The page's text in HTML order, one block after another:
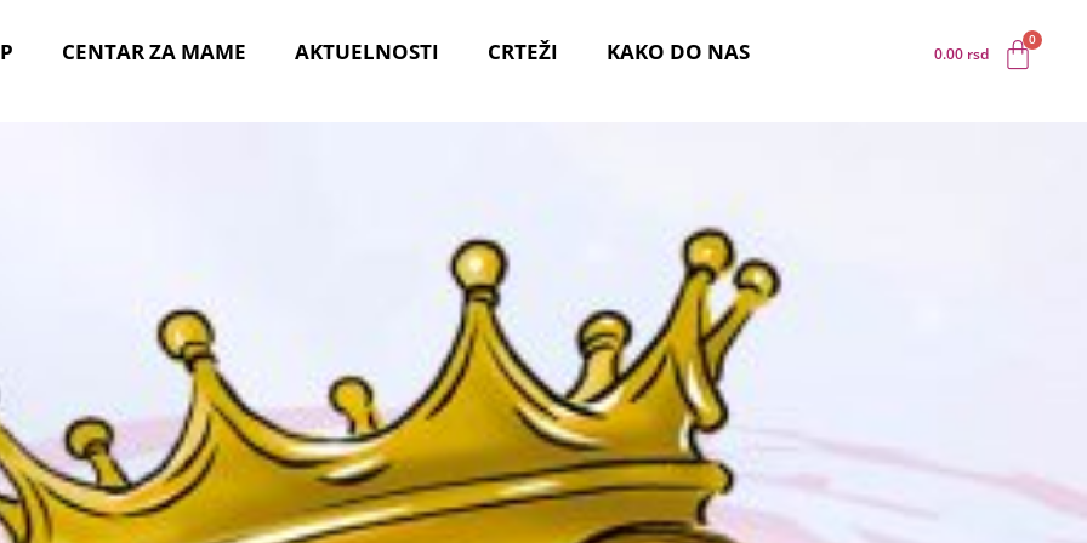
CENTAR ZA MAME AKTUELNOSTI CRTEŽI KAKO DO NAS 0.00 rsd